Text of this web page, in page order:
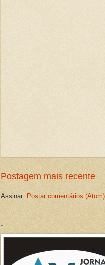
Postagem mais recente
Assinar: Postar comentários (Atom)
.